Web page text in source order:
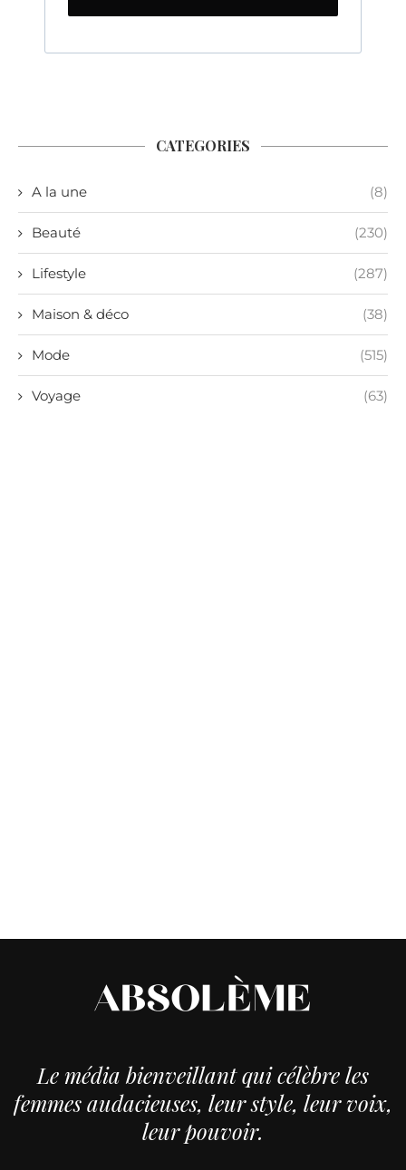
CATEGORIES
A la une (8)
Beauté (230)
Lifestyle (287)
Maison & déco (38)
Mode (515)
Voyage (63)
Le média bienveillant qui célèbre les
femmes audacieuses, leur style, leur voix,
leur pouvoir.